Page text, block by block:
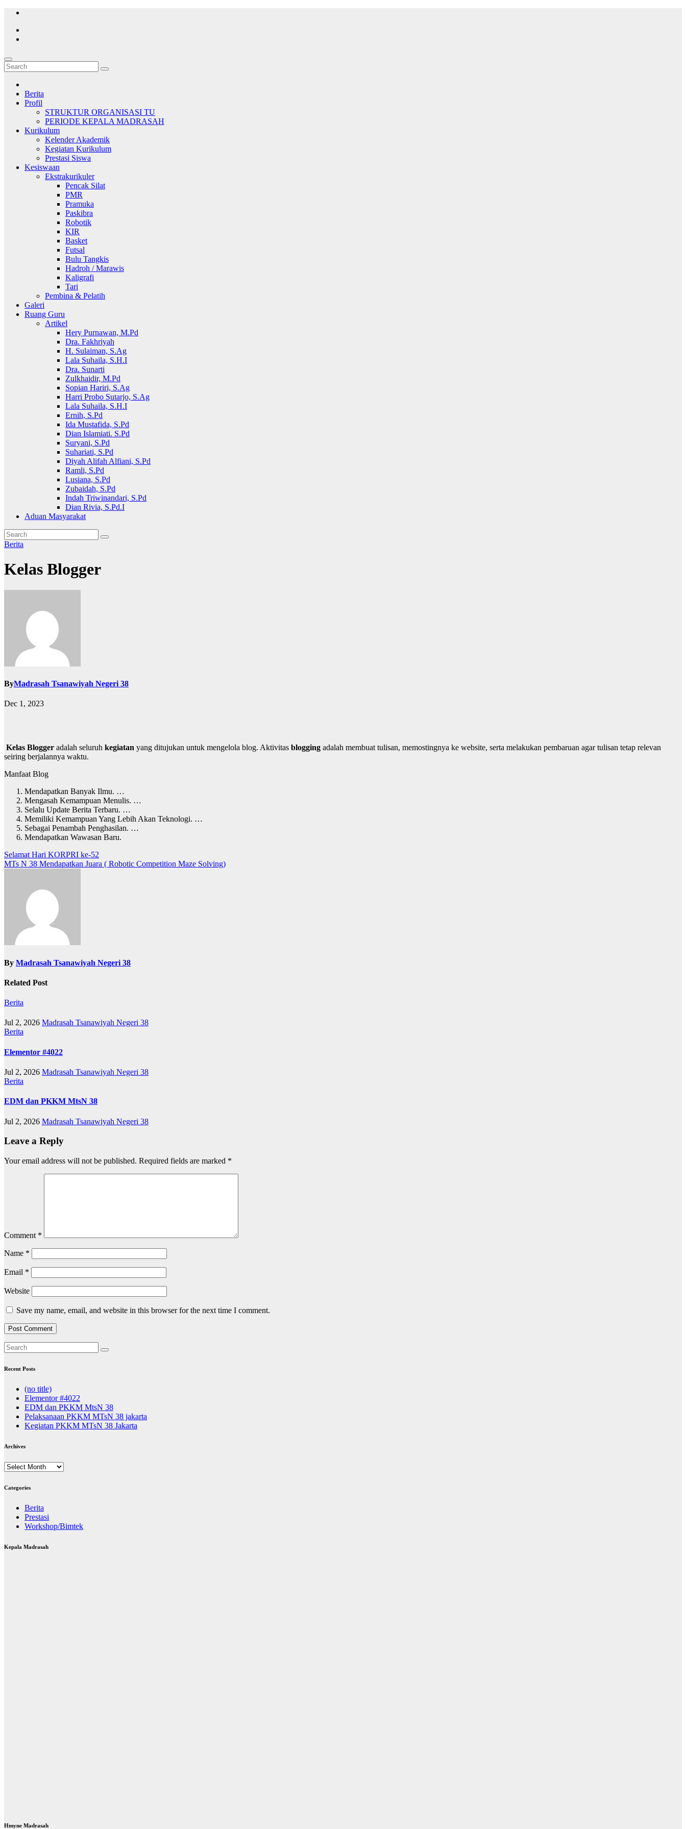
Skip
content
Berita
Profil
STRUKTUR ORGANISASI TU
PERIODE KEPALA MADRASAH
Kurikulum
Kelender Akademik
Kegiatan Kurikulum
Prestasi Siswa
Kesiswaan
Ekstrakurikuler
Pencak Silat
PMR
Pramuka
Paskibra
Robotik
KIR
Basket
Futsal
Bulu Tangkis
Hadroh / Marawis
Kaligrafi
Tari
Pembina & Pelatih
Galeri
Ruang Guru
Artikel
Hery Purnawan, M.Pd
Dra. Fakhriyah
H. Sulaiman, S.Ag
Lala Suhaila, S.H.I
Dra. Sunarti
Zulkhaidir, M.Pd
Sopian Hariri, S.Ag
Harri Probo Sutarjo, S.Ag
Lala Suhaila, S.H.I
Ernih, S.Pd
Ida Mustafida, S.Pd
Dian Islamiati. S.Pd
Suryani, S.Pd
Suhariati, S.Pd
Diyah Alifah Alfiani, S.Pd
Ramli, S.Pd
Lusiana, S.Pd
Zubaidah, S.Pd
Indah Triwinandari, S.Pd
Dian Rivia, S.Pd.I
Aduan Masyarakat
Berita
Kelas Blogger
ByMadrasah Tsanawiyah Negeri 38
Dec 1, 2023
Kelas Blogger adalah seluruh kegiatan yang ditujukan untuk mengelola blog. Aktivitas blogging adalah membuat tulisan, memostingnya ke website, serta melakukan pembaruan agar tulisan tetap relevan
seiring berjalannya waktu.
Manfaat Blog
Mendapatkan Banyak Ilmu. …
Mengasah Kemampuan Menulis. …
Selalu Update Berita Terbaru. …
Memiliki Kemampuan Yang Lebih Akan Teknologi. …
Sebagai Penambah Penghasilan. …
Mendapatkan Wawasan Baru.
Post
navigation
Selamat Hari KORPRI ke-52
MTs N 38 Mendapatkan Juara ( Robotic Competition Maze Solving)
By Madrasah Tsanawiyah Negeri 38
Related Post
Berita
Jul 2, 2026 Madrasah Tsanawiyah Negeri 38
Berita
Elementor #4022
Jul 2, 2026 Madrasah Tsanawiyah Negeri 38
Berita
EDM dan PKKM MtsN 38
Jul 2, 2026 Madrasah Tsanawiyah Negeri 38
Leave a Reply
Your email address will not be published. Required fields are marked *
Comment *
Name *
Email *
Website
Save my name, email, and website in this browser for the next time I comment.
Recent Posts
(no title)
Elementor #4022
EDM dan PKKM MtsN 38
Pelaksanaan PKKM MTsN 38 jakarta
Kegiatan PKKM MTsN 38 Jakarta
Archives
Archives
Categories
Berita
Prestasi
Workshop/Bimtek
Kepala Madrasah
Hmyne Madrasah